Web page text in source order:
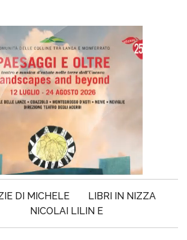
DI MICHELE
LIBRI IN NIZZA
NICOLAI LILIN E